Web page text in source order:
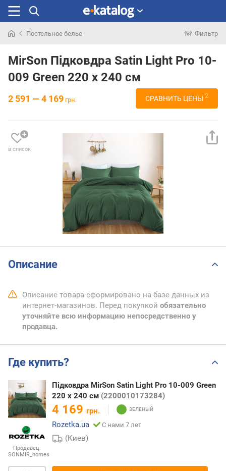
раньше
Постельное белье Фильтр
MirSon Підковдра Satin Light Pro 10-
009 Green 220 x 240 см
2 591 — 4 169 грн. СРАВНИТЬ ЦЕНЫ 2
в список
Описание
Описание товара сформировано на базе данных из
интернет-магазинов. Перед покупкой обязательно
уточняйте всю информацию непосредственно у
продавца.
Где купить?
Продавец:
SONMIR_homes
Підковдра MirSon Satin Light Pro 10-009 Green
220 x 240 см (2200010173284)
4 169 грн.
Rozetka.ua
С нами 7 лет
(Киев)